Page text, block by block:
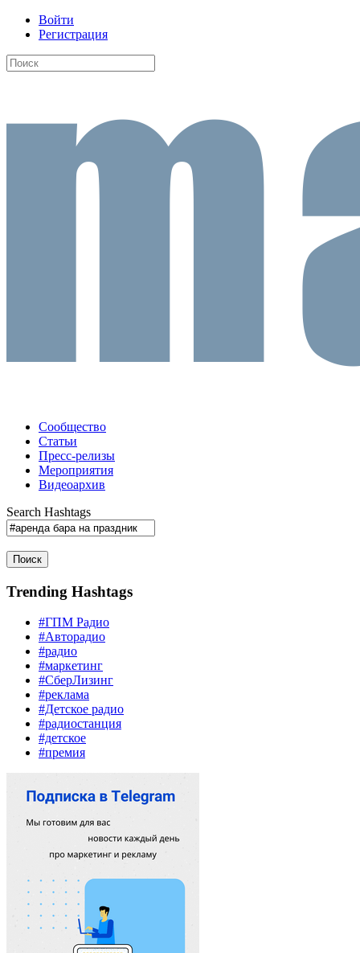
Войти
Регистрация
Сообщество
Статьи
Пресс-релизы
Мероприятия
Видеоархив
Search Hashtags
Поиск
Trending Hashtags
#ГПМ Радио
#Авторадио
#радио
#маркетинг
#СберЛизинг
#реклама
#Детское радио
#радиостанция
#детское
#премия